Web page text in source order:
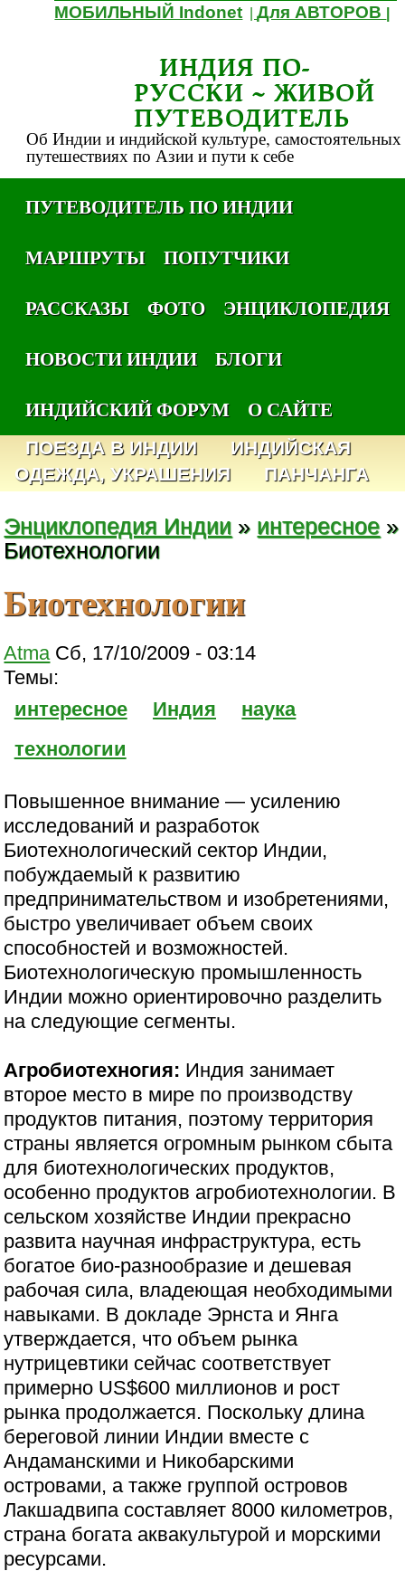
МОБИЛЬНЫЙ Indonet |Для АВТОРОВ
ИНДИЯ ПО-
РУССКИ ~ ЖИВОЙ
ПУТЕВОДИТЕЛЬ
Об Индии и индийской культуре, самостоятельных
путешествиях по Азии и пути к себе
ПУТЕВОДИТЕЛЬ ПО ИНДИИ
МАРШРУТЫ
ПОПУТЧИКИ
РАССКАЗЫ
ФОТО
ЭНЦИКЛОПЕДИЯ
НОВОСТИ ИНДИИ
БЛОГИ
ИНДИЙСКИЙ ФОРУМ
О САЙТЕ
ПОЕЗДА В ИНДИИ
ИНДИЙСКАЯ
ОДЕЖДА, УКРАШЕНИЯ
ПАНЧАНГА
Энциклопедия Индии » интересное »
Биотехнологии
Биотехнологии
Atma Сб, 17/10/2009 - 03:14
Темы:
интересное
Индия
наука
технологии
Повышенное внимание — усилению
исследований и разработок
Биотехнологический сектор Индии,
побуждаемый к развитию
предпринимательством и изобретениями,
быстро увеличивает объем своих
способностей и возможностей.
Биотехнологическую промышленность
Индии можно ориентировочно разделить
на следующие сегменты.
Агробиотехногия: Индия занимает
второе место в мире по производству
продуктов питания, поэтому территория
страны является огромным рынком сбыта
для биотехнологических продуктов,
особенно продуктов агробиотехнологии. В
сельском хозяйстве Индии прекрасно
развита научная инфраструктура, есть
богатое био-разнообразие и дешевая
рабочая сила, владеющая необходимыми
навыками. В докладе Эрнста и Янга
утверждается, что объем рынка
нутрицевтики сейчас соответствует
примерно US$600 миллионов и рост
рынка продолжается. Поскольку длина
береговой линии Индии вместе с
Андаманскими и Никобарскими
островами, а также группой островов
Лакшадвипа составляет 8000 километров,
страна богата аквакультурой и морскими
ресурсами.